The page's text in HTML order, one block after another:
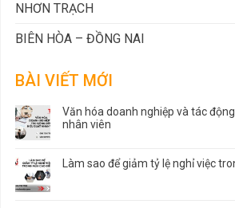
NHƠN TRẠCH
BIÊN HÒA – ĐỒNG NAI
BÀI VIẾT MỚI
Văn hóa doanh nghiệp và tác
nhân viên
Làm sao để giảm tỷ lệ nghỉ việc